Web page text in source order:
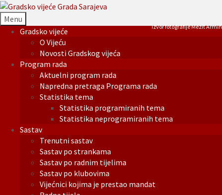
Menu
Gradsko vijeće
O Vijeću
Novosti Gradskog vijeća
Program rada
Aktuelni program rada
Napredna pretraga Programa rada
Statistika tema
Statistika programiranih tema
Statistika neprogramiranih tema
Sastav
Trenutni sastav
Sastav po strankama
Sastav po radnim tijelima
Sastav po klubovima
Vijećnici kojima je prestao mandat
Izvor fotografije Mezit Armin